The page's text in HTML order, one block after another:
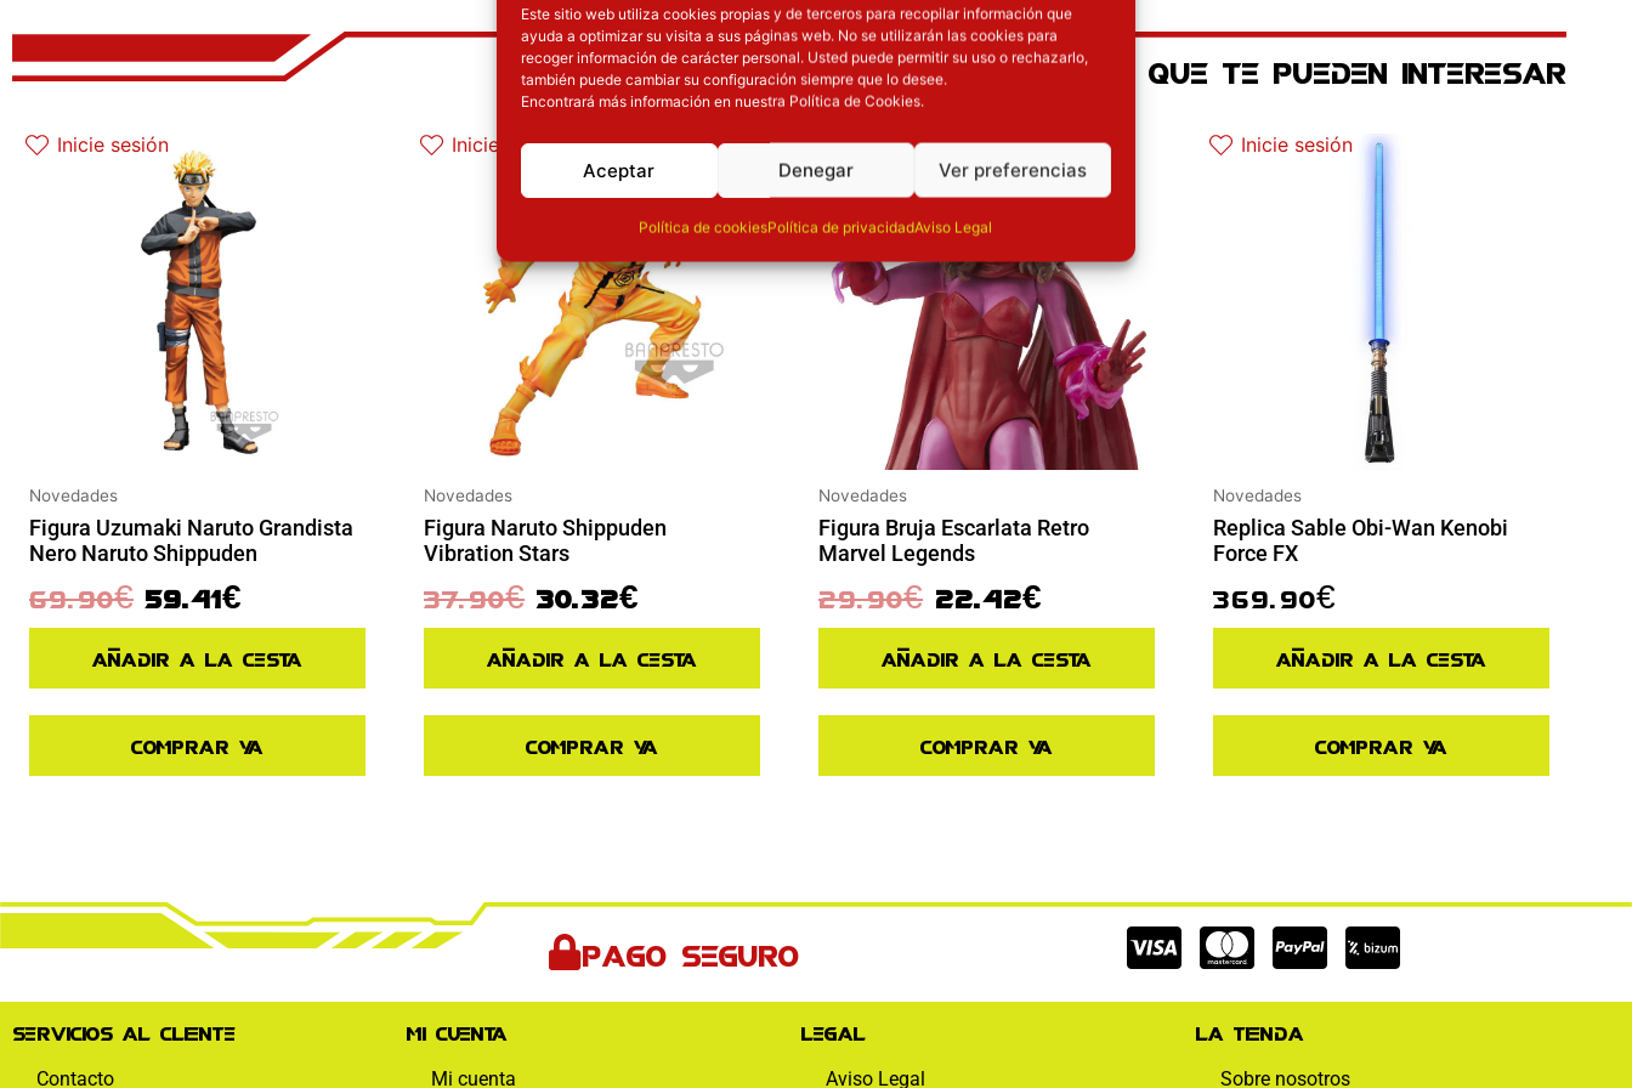
Este sitio web utiliza cookies propias y de terceros para recopilar información que
ayuda a optimizar su visita a sus páginas web. No se utilizarán las cookies para
recoger información de carácter personal. Usted puede permitir su uso o rechazarlo,
también puede cambiar su configuración siempre que lo desee.
Encontrará más información en nuestra Política de Cookies.
Aceptar Denegar Ver preferencias
Política de cookiesPolítica de privacidadAviso Legal
OTROS PRODUCTOS QUE TE PUEDEN INTERESAR
Inicie sesión
Novedades
Figura Uzumaki Naruto Grandista
Nero Naruto Shippuden
69.90€ 59.41€
Añadir a la cesta
Comprar ya
Inicie sesión
Novedades
Figura Naruto Shippuden
Vibration Stars
37.90€ 30.32€
Añadir a la cesta
Comprar ya
Inicie sesión
Novedades
Figura Bruja Escarlata Retro
Marvel Legends
29.90€ 22.42€
Añadir a la cesta
Comprar ya
Inicie sesión
Novedades
Replica Sable Obi-Wan Kenobi
Force FX
369.90€
Añadir a la cesta
Comprar ya
Pago seguro
Cc-
visa
Cc-
mastercard
Cc-
paypal
Servicios al cliente
Contacto
Mi cuenta
Mi cuenta
Legal
Aviso Legal
La tienda
Sobre nosotros